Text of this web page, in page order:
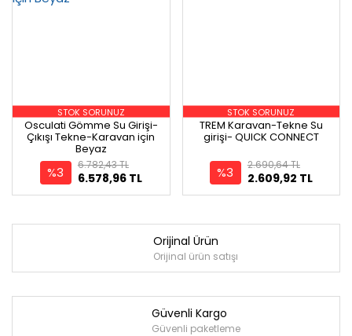
STOK SORUNUZ
Osculati Gömme Su Girişi-
Çıkışı Tekne-Karavan için
Beyaz
%3 6.578,96 TL
6.782,43 TL
STOK SORUNUZ
TREM Karavan-Tekne Su
girişi- QUICK CONNECT
%3 2.609,92 TL
2.690,64 TL
Orijinal Ürün
Orijinal ürün satışı
Güvenli Kargo
Güvenli paketleme